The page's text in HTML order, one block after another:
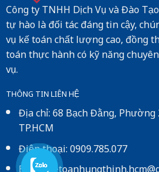
Công ty TNHH Dịch Vụ và Đào
tự hào là đối tác đáng tin cậy,
vụ kế toán chất lượng cao, đồng
toán thực hành có kỹ năng
vụ.
THÔNG TIN LIÊN HỆ
Địa chỉ: 68 Bạch Đằng,
TP.HCM
Điện thoại: 0909.785.077